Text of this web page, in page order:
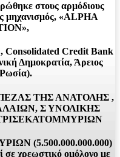
στους αρμόδιους
μηχανισμός, «ALPHA
Consolidated Credit Bank
Δημοκρατία, Άρειος
ΤΗΣ ΑΝΑΤΟΛΗΣ ,
Σ ΥΝΟΛΙΚΗΣ
(5.500.000.000.000)
σε χρεωστικό ομόλογο με